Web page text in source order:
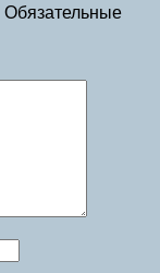
Обязательные